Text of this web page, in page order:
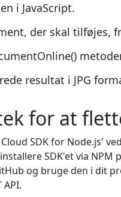
i JavaScript.
der skal tilføjes,
resultat i JPG
for at
SDK for Node.js'
SDK'et via
og bruge den i dit
API.